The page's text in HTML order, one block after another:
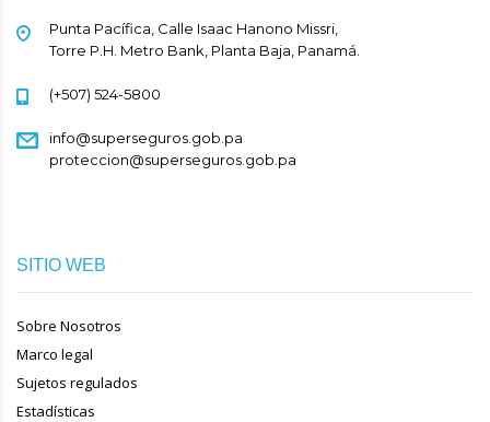
Punta Pacífica, Calle Isaac Hanono Missri,
Torre P.H. Metro Bank, Planta Baja, Panamá.
(+507) 524-5800
info@superseguros.gob.pa
proteccion@superseguros.gob.pa
SITIO WEB
Sobre Nosotros
Marco legal
Sujetos regulados
Estadísticas